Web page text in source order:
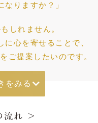
なりますか？」
しれません。
に 心を寄せることで、
ご提案したいのです。
をみる